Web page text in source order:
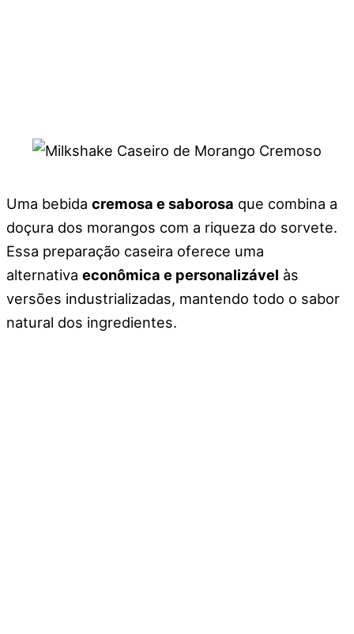
Uma bebida cremosa e saborosa que combina a
doçura dos morangos com a riqueza do sorvete.
Essa preparação caseira oferece uma
alternativa econômica e personalizável às
versões industrializadas, mantendo todo o sabor
natural dos ingredientes.